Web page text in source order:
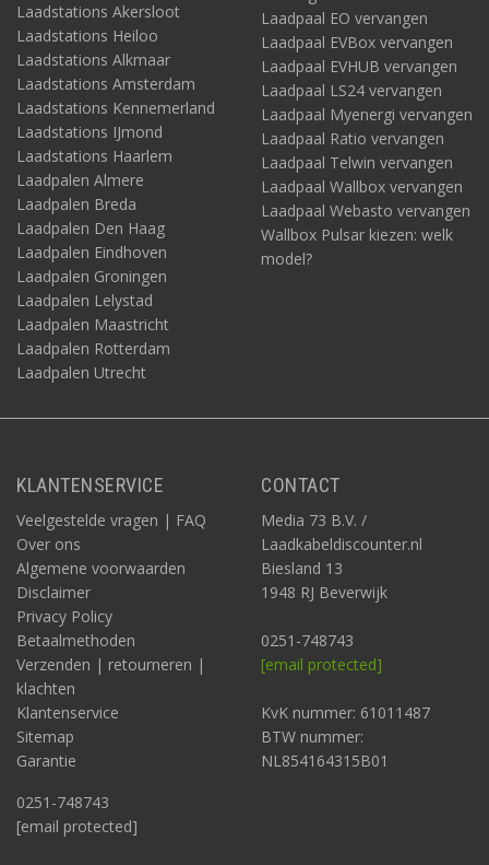
Laadstations Akersloot
Laadstations Heiloo
Laadstations Alkmaar
Laadstations Amsterdam
Laadstations Kennemerland
Laadstations IJmond
Laadstations Haarlem
Laadpalen Almere
Laadpalen Breda
Laadpalen Den Haag
Laadpalen Eindhoven
Laadpalen Groningen
Laadpalen Lelystad
Laadpalen Maastricht
Laadpalen Rotterdam
Laadpalen Utrecht
Laadpaal EO vervangen
Laadpaal EVBox vervangen
Laadpaal EVHUB vervangen
Laadpaal LS24 vervangen
Laadpaal Myenergi vervangen
Laadpaal Ratio vervangen
Laadpaal Telwin vervangen
Laadpaal Wallbox vervangen
Laadpaal Webasto vervangen
Wallbox Pulsar kiezen: welk
model?
KLANTENSERVICE
Veelgestelde vragen | FAQ
Over ons
Algemene voorwaarden
Disclaimer
Privacy Policy
Betaalmethoden
Verzenden | retourneren |
klachten
Klantenservice
Sitemap
Garantie
0251-748743
[email protected]
CONTACT
Media 73 B.V. /
Laadkabeldiscounter.nl
Biesland 13
1948 RJ Beverwijk
0251-748743
[email protected]
KvK nummer: 61011487
BTW nummer:
NL854164315B01